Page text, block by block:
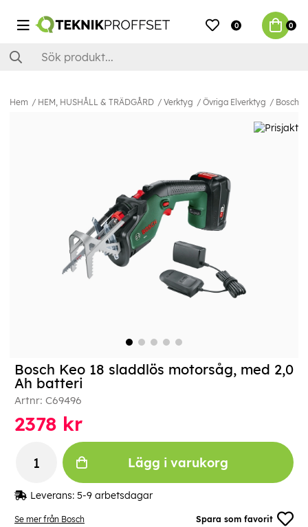
0 0
Hem HEM, HUSHÅLL & TRÄDGÅRD Verktyg Övriga Elverktyg Bosch
Se mer från Bosch Spara som favorit
Bosch Keo 18 sladdlös motorsåg, med 2,0
Ah batteri
Artnr: C69496
2378 kr
Lägg i varukorg
Leverans: 5-9 arbetsdagar